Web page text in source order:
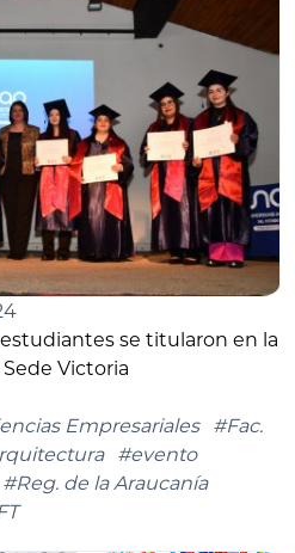
se titularon en la
Victoria
Empresariales
#Fac.
#evento
#Reg. de la Araucanía